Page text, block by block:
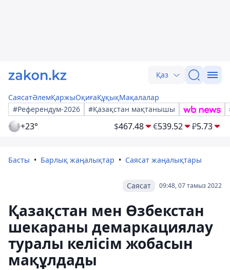
Қаз
СаясатӘлемҚаржыОқиғаҚұқықМақалалар
#Референдум-2026
#Қазақстан мақтанышы
+23° $467.48 €539.52 ₽5.73
Басты Барлық жаңалықтар Саясат жаңалықтары
09:48, 07 тамыз 2022
Саясат
Қазақстан мен Өзбекстан
шекараны демаркациялау
туралы келісім жобасын
мақұлдады